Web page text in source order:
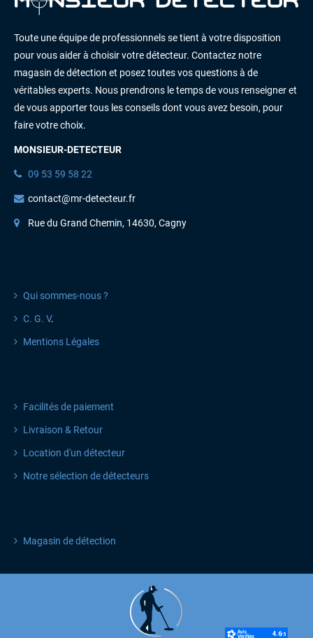
Toute une équipe de professionnels se tient à votre disposition
pour vous aider à choisir votre détecteur. Contactez notre
magasin de détection et posez toutes vos questions à de
véritables experts. Nous prendrons le temps de vous renseigner et
de vous apporter tous les conseils dont vous avez besoin, pour
faire votre choix.
MONSIEUR-DETECTEUR
09 53 59 58 22
contact@mr-detecteur.fr
Rue du Grand Chemin, 14630, Cagny
Qui sommes-nous ?
C. G. V.
Mentions Légales
Facilités de paiement
Livraison & Retour
Location d'un détecteur
Notre sélection de détecteurs
Magasin de détection